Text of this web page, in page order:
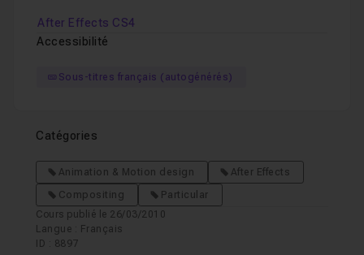
After Effects CS4
Accessibilité
Sous-titres français (autogénérés)
Catégories
Animation & Motion design
After Effects
Compositing
Particular
Cours publié le 26/03/2010
Langue : Français
ID : 8897